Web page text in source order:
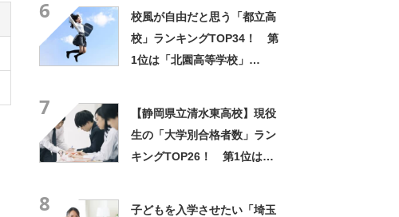
6
校風が自由だと思う「都立高
校」ランキングTOP34！ 第
1位は「北園高等学校」
7
【静岡県立清水東高校】現役
生の「大学別合格者数」ラン
キングTOP26！ 第1位は
8
子どもを入学させたい「埼玉